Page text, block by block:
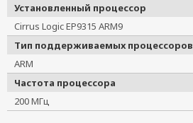
Установленный процессор
Cirrus Logic EP9315 ARM9
Тип поддерживаемых процессоров
ARM
Частота процессора
200 МГц